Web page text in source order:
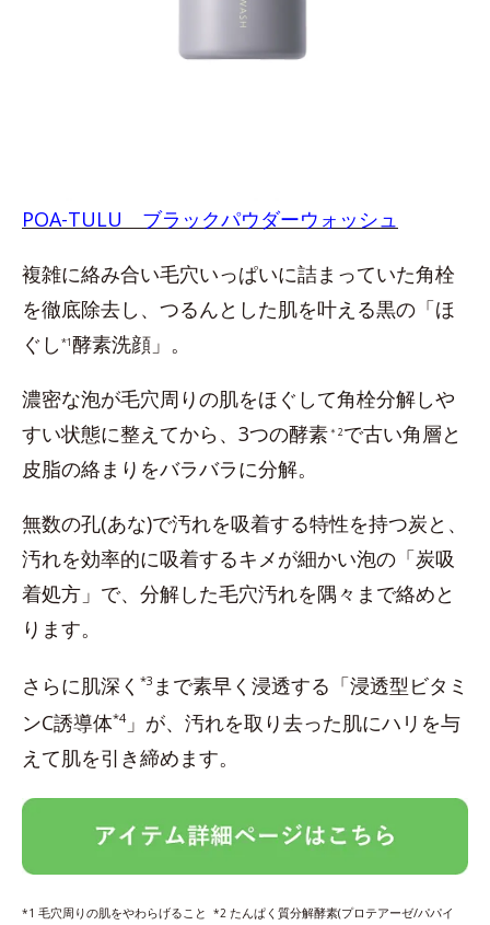
POA-TULU ブラックパウダーウォッシュ
複雑に絡み合い毛穴いっぱいに詰まっていた角栓
を徹底除去し、つるんとした肌を叶える黒の「ほ
ぐし *1酵素洗顔」。
濃密な泡が毛穴周りの肌をほぐして角栓分解しや
すい状態に整えてから、3つの酵素＊2で古い角層と
皮脂の絡まりをバラバラに分解。
無数の孔(あな)で汚れを吸着する特性を持つ炭と、
汚れを効率的に吸着するキメが細かい泡の「炭吸
着処方」で、分解した毛穴汚れを隅々まで絡めと
ります。
さらに肌深く *3 まで素早く浸透する「浸透型ビタミ
ンC誘導体*4」が、汚れを取り去った肌にハリを与
えて肌を引き締めます。
*1 毛穴周りの肌をやわらげること *2 たんぱく質分解酵素(プロテアーゼ/パパイ